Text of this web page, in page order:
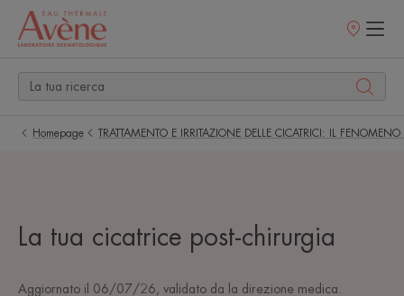
Punti
Homepage TRATTAMENTO E IRRITAZIONE DELLE CICATRICI: IL
La tua cicatrice post-chirurgia
Aggiornato il 06/07/26 , validato da la direzione medica